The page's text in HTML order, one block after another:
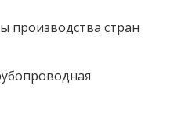
производства стран